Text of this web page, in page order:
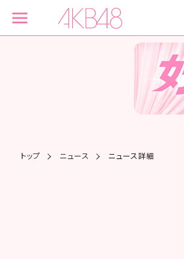
トップ ニュース ニュース詳細